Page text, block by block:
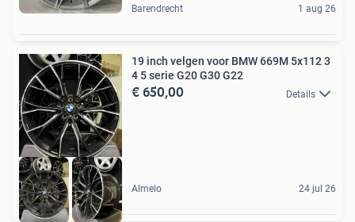
Barendrecht 1 aug 26
19 inch velgen voor BMW 669M 5x112 3
4 5 serie G20 G30 G22
€ 650,00 Details
Almelo 24 jul 26